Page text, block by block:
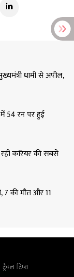
धामी से अपील,
54 रन पर हुई
रही करियर की सबसे
7 की मौत और 11
ट्रैवल टिप्स